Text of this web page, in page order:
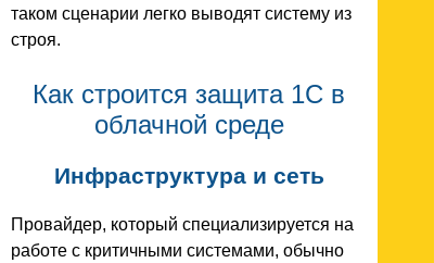
таком сценарии легко выводят систему из
строя.
Как строится защита 1С в
облачной среде
Инфраструктура и сеть
Провайдер, который специализируется на
работе с критичными системами, обычно